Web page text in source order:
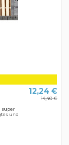
12,24 €
14,40 €
super
und